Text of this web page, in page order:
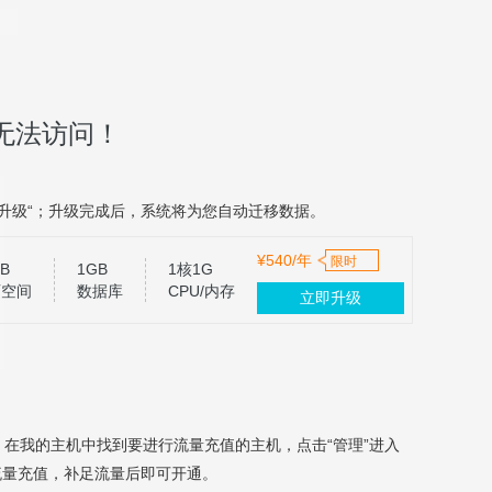
访问！
“；升级完成后，系统将为您自动迁移数据。
间
1GB
数据库
1核1G
CPU/内存
¥540/年 限时
立即升级
在我的主机中找到要进行流量充值的主机，点击“管理”进入
充值，补足流量后即可开通。